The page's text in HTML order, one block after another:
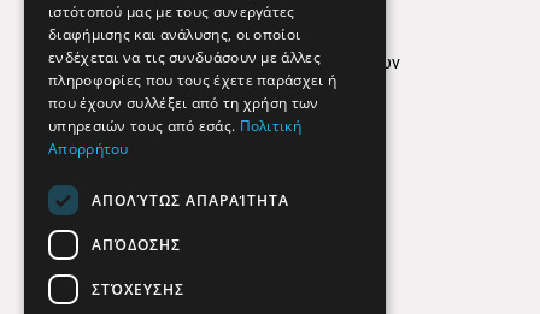
Όροι Χρήσης
Πολιτική προστασίας δεδομένων
Findhere
Social Media
ιστότοπού μας με τους συνεργάτες
διαφήμισης και ανάλυσης, οι οποίοι
ενδέχεται να τις συνδυάσουν με άλλες
πληροφορίες που τους έχετε παράσχει ή
που έχουν συλλέξει από τη χρήση των
υπηρεσιών τους από εσάς. Πολιτική
Απορρήτου
ΑΠΟΛΎΤΩΣ ΑΠΑΡΑΊΤΗΤΑ
ΑΠΌΔΟΣΗΣ
ΣΤΌΧΕΥΣΗΣ